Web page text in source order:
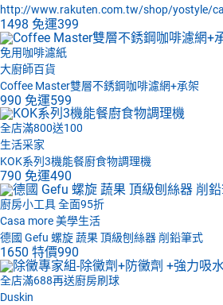
http://www.rakuten.com.tw/shop/yostyle/
1498 免運399
免用咖啡濾紙
大廚師百貨
Coffee Master雙層不銹鋼咖啡濾網+承架
990 免運599
全店滿800送100
生活采家
KOK系列3機能餐廚食物調理機
790 免運490
廚房小工具 全面95折
Casa more 美學生活
德國 Gefu 螺旋 蔬果 頂級刨絲器 削鉛筆式
1650 特價990
全店滿688再送廚房刷球
Duskin